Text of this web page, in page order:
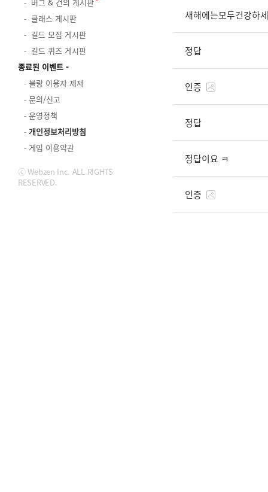
클래스 게시판
길드 모집 게시판
길드 퀴즈 게시판
종료된 이벤트
불량 이용자 제재
문의/신고
운영정책
개인정보처리방침
게임 이용약관
ⓒ Webzen Inc. ALL RIGHTS
RESERVED.
새해에는모두건강하
정답
인증
정답
정답이요 ㅋ
인증